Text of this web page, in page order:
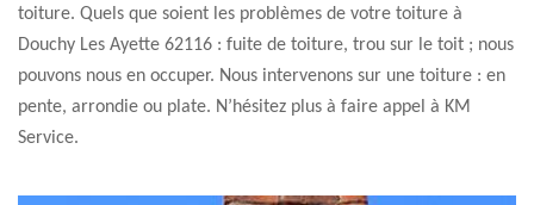
toiture. Quels que soient les problèmes de votre toiture à
Douchy Les Ayette 62116 : fuite de toiture, trou sur le toit ; nous
pouvons nous en occuper. Nous intervenons sur une toiture : en
pente, arrondie ou plate. N’hésitez plus à faire appel à KM
Service.